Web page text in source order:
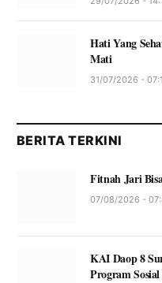
Hati Yang
Mati
31/07/2026 -
BERITA TERKINI
Fitnah Jari
07/08/2026 -
KAI Daop 8
Program